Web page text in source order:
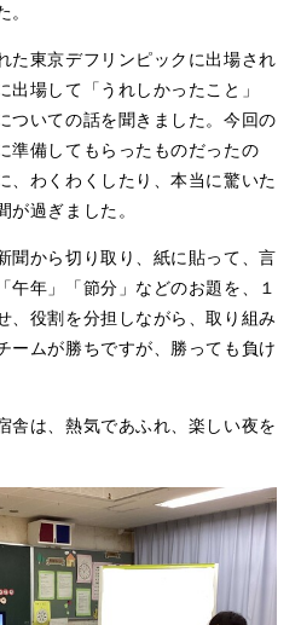
た東京デフリンピックに出場され
場して「うれしかったこと」
ついての話を聞きました。今回の
準備してもらったものだったの
、わくわくしたり、本当に驚いた
が過ぎました。
聞から切り取り、紙に貼って、言
午年」「節分」などのお題を、１
、役割を分担しながら、取り組み
ームが勝ちですが、勝っても負け
舎は、熱気であふれ、楽しい夜を